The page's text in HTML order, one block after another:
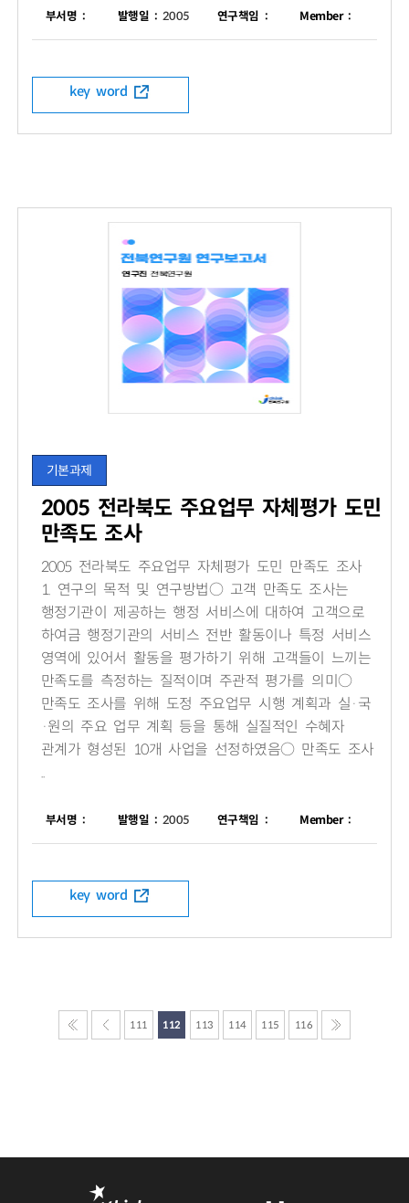
부서명 : 발행일 : 2005 연구책임 : Member :
key word
기본과제
2005 전라북도 주요업무 자체평가 도민
만족도 조사
2005 전라북도 주요업무 자체평가 도민 만족도 조사
1. 연구의 목적 및 연구방법○ 고객 만족도 조사는
행정기관이 제공하는 행정 서비스에 대하여 고객으로
하여금 행정기관의 서비스 전반 활동이나 특정 서비스
영역에 있어서 활동을 평가하기 위해 고객들이 느끼는
만족도를 측정하는 질적이며 주관적 평가를 의미○
만족도 조사를 위해 도정 주요업무 시행 계획과 실·국
·원의 주요 업무 계획 등을 통해 실질적인 수혜자
관계가 형성된 10개 사업을 선정하였음○ 만족도 조사
..
부서명 : 발행일 : 2005 연구책임 : Member :
key word
111 112 113 114 115 116